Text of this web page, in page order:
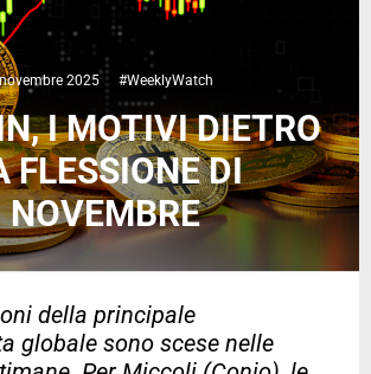
2025 #WeeklyWatch
I MOTIVI DIETRO
FLESSIONE DI
NOVEMBRE
della principale
globale sono scese nelle